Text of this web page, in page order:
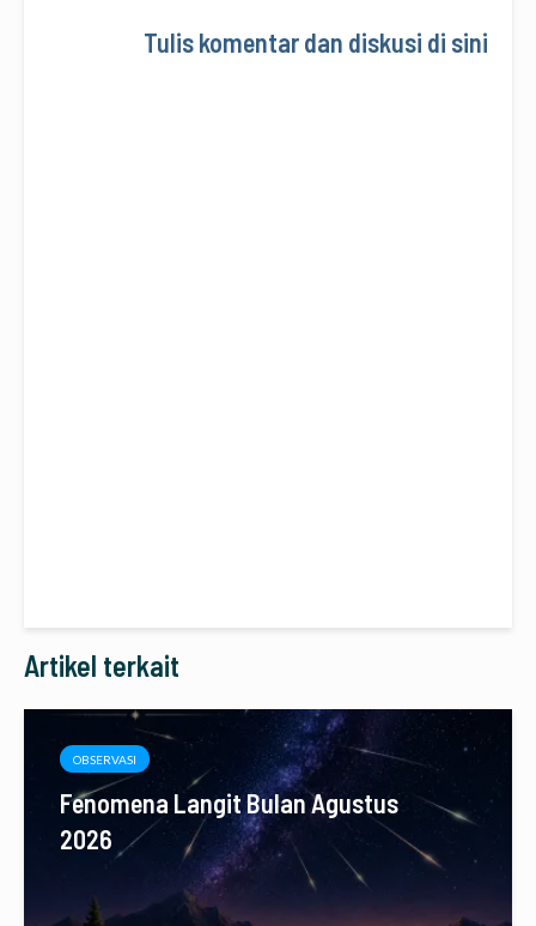
Tulis komentar dan diskusi di sini
Artikel terkait
OBSERVASI
Fenomena Langit Bulan Agustus
2026